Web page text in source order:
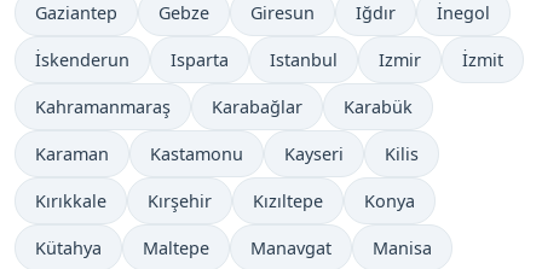
Gaziantep Gebze Giresun Iğdır İnegol
İskenderun Isparta Istanbul Izmir İzmit
Kahramanmaraş Karabağlar Karabük
Karaman Kastamonu Kayseri Kilis
Kırıkkale Kırşehir Kızıltepe Konya
Kütahya Maltepe Manavgat Manisa